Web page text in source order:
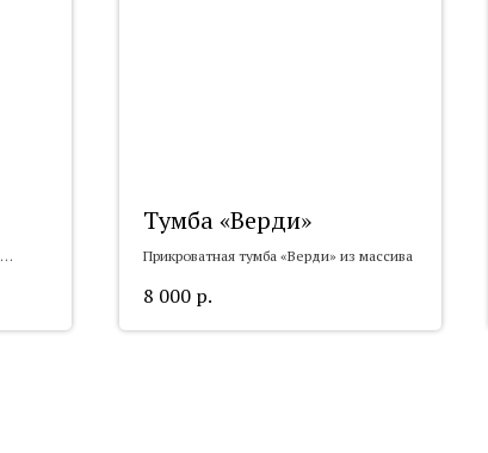
Тумба «Верди»
Прикроватная тумба «Верди» из массива
8 000 р.